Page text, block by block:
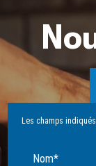
Les champs
Nom*